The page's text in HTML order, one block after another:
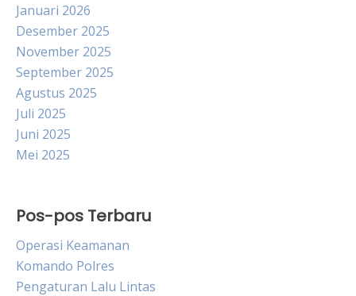
Januari 2026
Desember 2025
November 2025
September 2025
Agustus 2025
Juli 2025
Juni 2025
Mei 2025
Pos-pos Terbaru
Operasi Keamanan
Komando Polres
Pengaturan Lalu Lintas